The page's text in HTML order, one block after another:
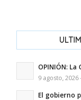
OPINIÓN:
9 agosto, 2026
El gobierno